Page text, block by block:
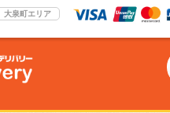
泉町エリア